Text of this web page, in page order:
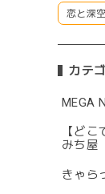
恋と深空
カテ
MEGA
【ど
みち屋
きゃら